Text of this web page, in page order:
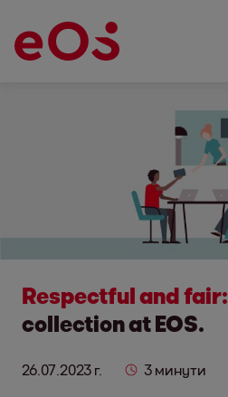
Respectful and fair:
collection at EOS.
26.07.2023 г. 3 минути